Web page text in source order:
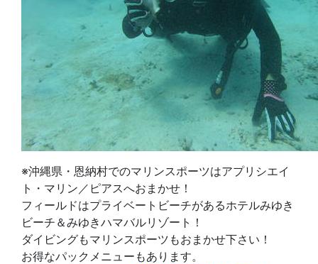
※沖縄県・恩納村でのマリンスポーツはアプリシエイ
ト・マリン／ピアスへおまかせ！
フィールドはプライベートビーチがあるホテルみゆき
ビーチ＆みゆきハマバルリゾート！
ダイビングもマリンスポーツもおまかせ下さい！
お得なパックメニューもあります。